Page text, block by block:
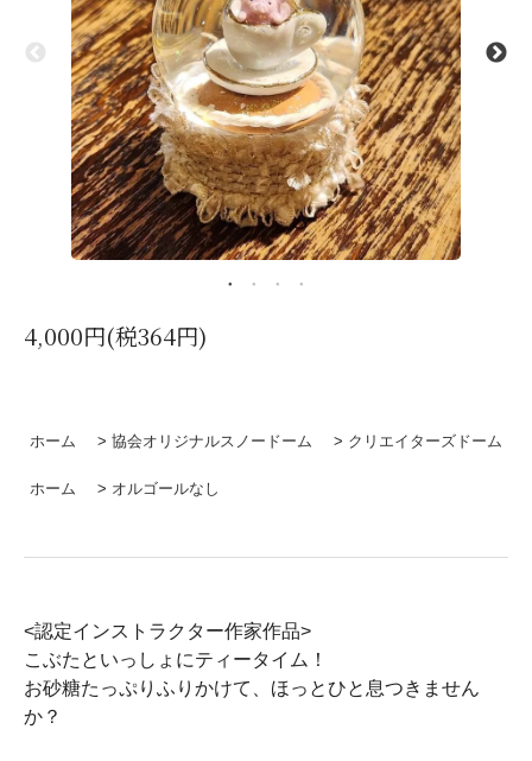
4,000円(税364円)
ホーム > 協会オリジナルスノードーム > クリエイターズドーム
ホーム > オルゴールなし
<認定インストラクター作家作品>
こぶたといっしょにティータイム！
お砂糖たっぷりふりかけて、ほっとひと息つきません
か？